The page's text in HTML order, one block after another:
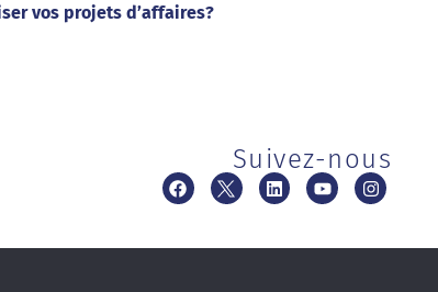
vos projets d’affaires?
Suivez-nous